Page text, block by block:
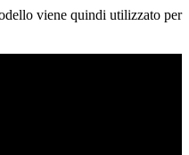
viene quindi utilizzato per